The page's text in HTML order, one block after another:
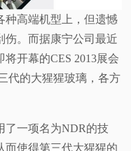
种高端机型上，但遗憾
伤。而据康宁公司最近
开幕的CES 2013展会
代的大猩猩玻璃，各方
了一项名为NDR的技
而使得第三代大猩猩的